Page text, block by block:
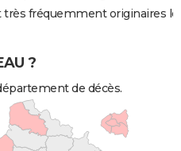
fréquemment originaires
?
de décès.